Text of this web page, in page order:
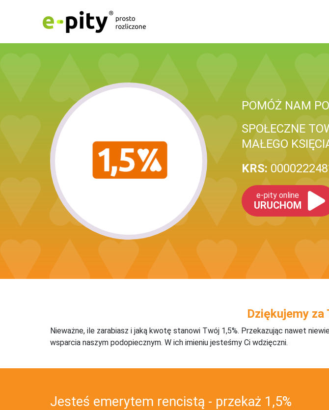
POMÓŻ NAM
SPOŁECZNE
MAŁEGO
KRS:
e-pity online
URUCHOM
Dziękujemy za
Nieważne, ile zarabiasz i jaką kwotę stanowi Twój 1,5%. Przekazując nawet
wsparcia naszym podopiecznym. W ich imieniu jesteśmy Ci wdzięczni.
Jesteś emerytem rencistą - przekaż 1,5%